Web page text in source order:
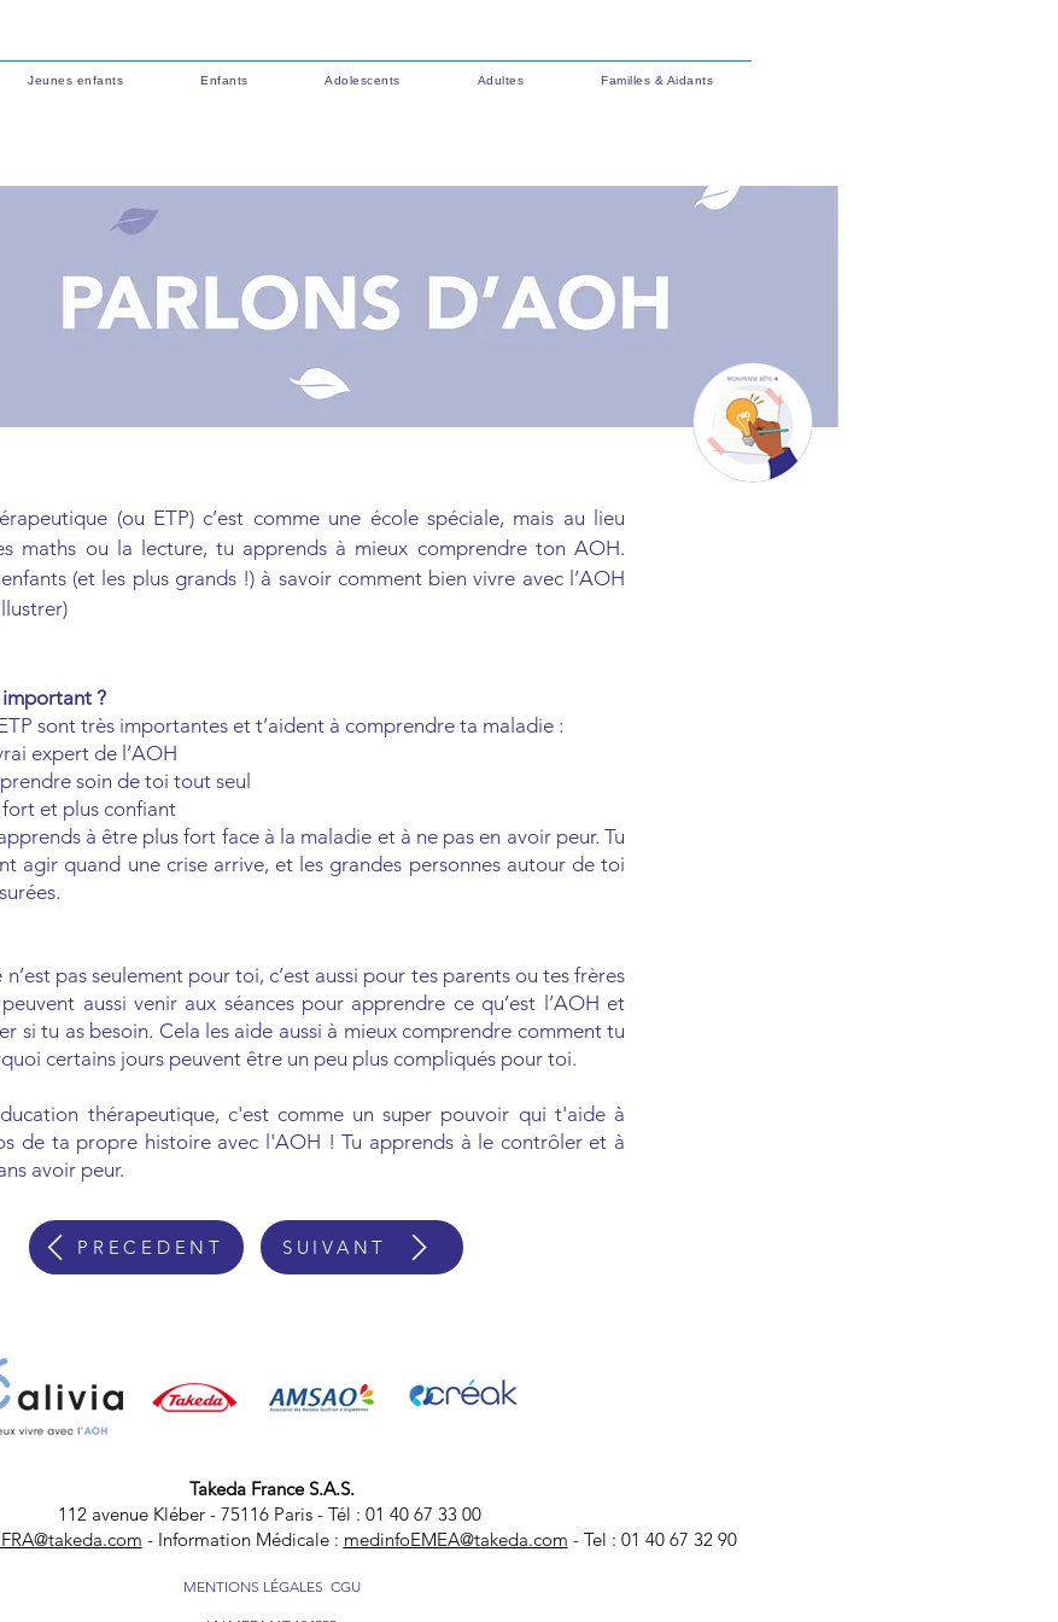
Jeunes enfants Enfants Adolescents Adultes Familles & Aidants
(ou ETP) c’est comme une école spéciale, mais au lieu
maths ou la lecture, tu apprends à mieux comprendre ton AOH.
enfants (et les plus grands !) à savoir comment bien vivre avec l’AOH
important ?
sont très importantes et t’aident à comprendre ta maladie :
expert de l’AOH
soin de toi tout seul
fort et plus confiant
à être plus fort face à la maladie et à ne pas en avoir peur. Tu
agir quand une crise arrive, et les grandes personnes autour de toi
n’est pas seulement pour toi, c’est aussi pour tes parents ou tes frères
aussi venir aux séances pour apprendre ce qu’est l’AOH et
si tu as besoin. Cela les aide aussi à mieux comprendre comment tu
certains jours peuvent être un peu plus compliqués pour toi.
thérapeutique, c'est comme un super pouvoir qui t'aide à
de ta propre histoire avec l'AOH ! Tu apprends à le contrôler et à
avoir peur.
PRECEDENT SUIVANT
Takeda France S.A.S.
112 avenue Kléber - 75116 Paris - Tél : 01 40 67 33 00
- Information Médicale : medinfoEMEA@takeda.com - Tel : 01 40 67 32 90
MENTIONS LÉGALES CGU